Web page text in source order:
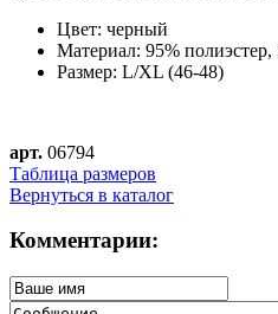
Цвет: черный
Материал: 95% полиэстер,
Размер: L/XL (46-48)
арт. 06794
Таблица размеров
Вернуться в каталог
Комментарии: